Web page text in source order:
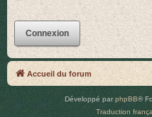
Accueil du forum
Développé par phpBB®
Traduction